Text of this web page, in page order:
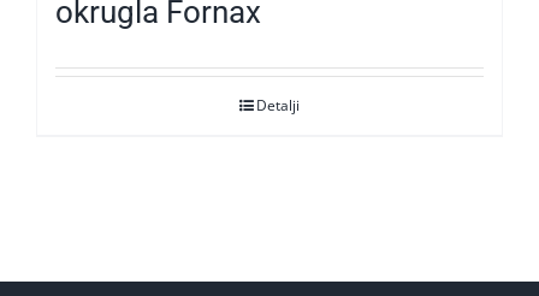
okrugla Fornax
Detalji